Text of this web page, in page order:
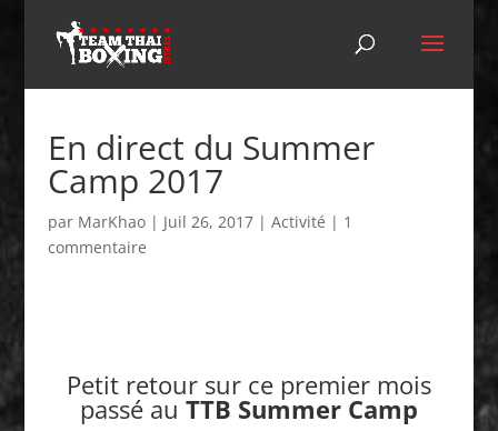
En direct du Summer
Camp 2017
par MarKhao| Juil 26, 2017| Activité | 1
commentaire
Petit retour sur ce premier mois
passé au TTB Summer Camp